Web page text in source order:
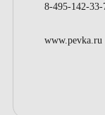
8-495-142-33-
www.pevka.ru